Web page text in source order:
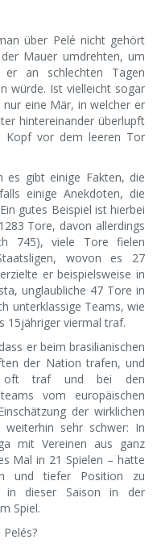
über Pelé nicht gehört
Mauer umdrehten, um
an schlechten Tagen
würde. Ist vielleicht sogar
nur eine Mär, in welcher er
hintereinander überlupft
Kopf vor dem leeren Tor
es gibt einige Fakten, die
einige Anekdoten, die
gutes Beispiel ist hierbei
Tore, davon allerdings
745), viele Tore fielen
wovon es 27
er beispielsweise in
unglaubliche 47 Tore in
unterklassige Teams, wie
15jähriger viermal traf.
er beim brasilianischen
der Nation trafen, und
oft traf und bei den
vom europäischen
der wirklichen
weiterhin sehr schwer: In
mit Vereinen aus ganz
Mal in 21 Spielen – hatte
und tiefer Position zu
in dieser Saison in der
Spiel.